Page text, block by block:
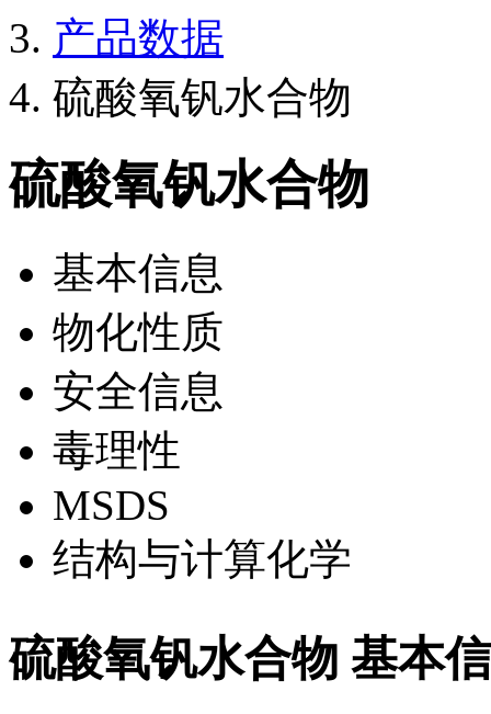
产品数据
硫酸氧钒水合物
硫酸氧钒水合物
基本信息
物化性质
安全信息
毒理性
MSDS
结构与计算化学
硫酸氧钒水合物 基本